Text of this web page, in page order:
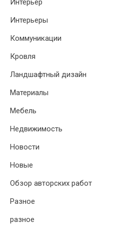
Интерьер
Интерьеры
Коммуникации
Кровля
Ландшафтный дизайн
Материалы
Мебель
Недвижимость
Новости
Новые
Обзор авторских работ
Разное
разное